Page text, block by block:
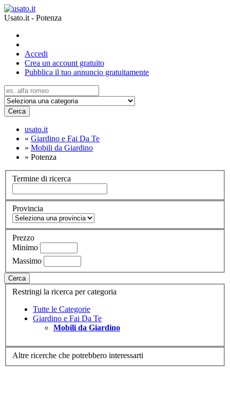
Usato.it - Potenza
Accedi
Crea un account gratuito
Pubblica il tuo annuncio gratuitamente
Cerca
usato.it
» Giardino e Fai Da Te
» Mobili da Giardino
» Potenza
Termine di ricerca
Provincia
Prezzo
Minimo
Massimo
Cerca
Restringi la ricerca per categoria
Tutte le Categorie
Giardino e Fai Da Te
Mobili da Giardino
Altre ricerche che potrebbero interessarti